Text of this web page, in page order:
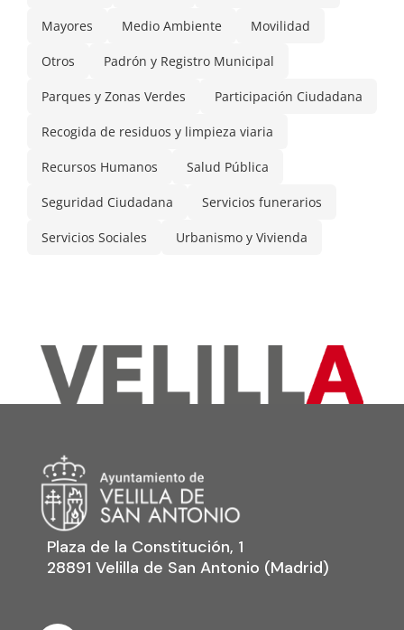
Mayores Medio Ambiente Movilidad
Otros Padrón y Registro Municipal
Parques y Zonas Verdes Participación Ciudadana
Recogida de residuos y limpieza viaria
Recursos Humanos Salud Pública
Seguridad Ciudadana Servicios funerarios
Servicios Sociales Urbanismo y Vivienda
Plaza de la Constitución, 1
28891 Velilla de San Antonio (Madrid)